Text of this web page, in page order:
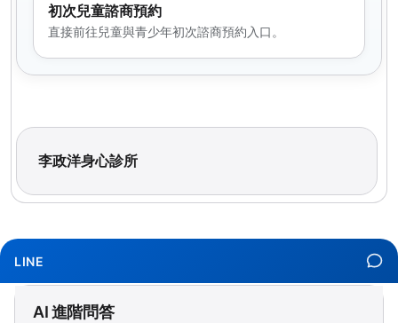
初次兒童諮商預約
直接前往兒童與青少年初次諮商預約入口。
李政洋身心診所
LINE
AI 進階問答